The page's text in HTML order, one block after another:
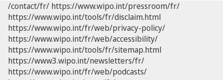
/contact/fr/ https://www.wipo.int/pressroom/fr/
https://www.wipo.int/tools/fr/disclaim.html
https://www.wipo.int/fr/web/privacy-policy/
https://www.wipo.int/fr/web/accessibility/
https://www.wipo.int/tools/fr/sitemap.html
https://www3.wipo.int/newsletters/fr/
https://www.wipo.int/fr/web/podcasts/